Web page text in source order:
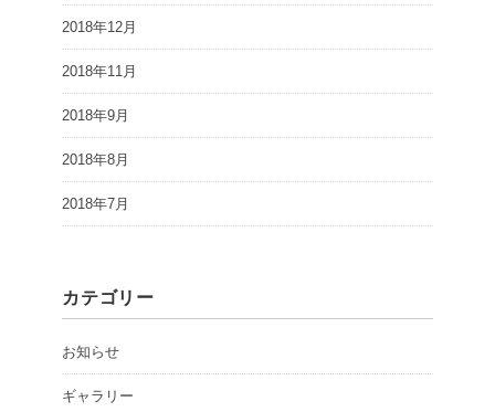
2018年12月
2018年11月
2018年9月
2018年8月
2018年7月
カテゴリー
お知らせ
ギャラリー